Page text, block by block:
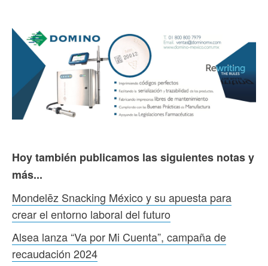
Hoy también publicamos las siguientes notas y
más...
Mondelēz Snacking México y su apuesta para
crear el entorno laboral del futuro
Alsea lanza “Va por Mi Cuenta”, campaña de
recaudación 2024